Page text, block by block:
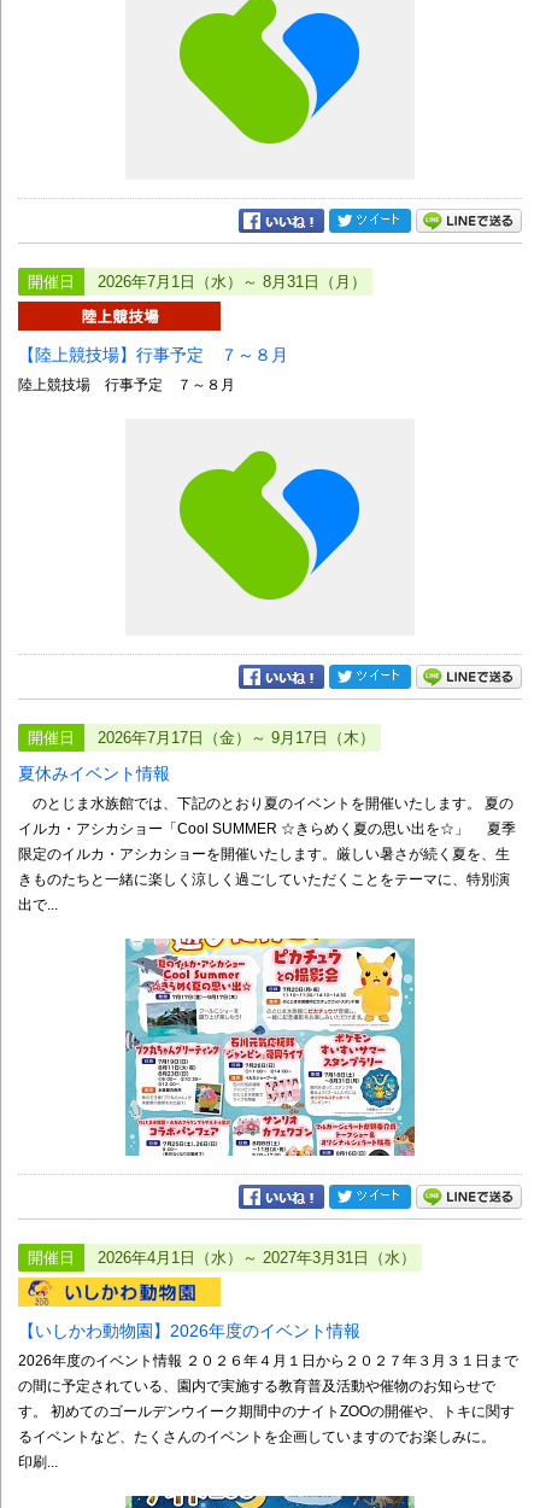
開催日 2026年7月1日（水）～ 8月31日（月）
【陸上競技場】行事予定 ７～８月
陸上競技場 行事予定 ７～８月
開催日 2026年7月17日（金）～ 9月17日（木）
夏休みイベント情報
のとじま水族館では、下記のとおり夏のイベントを開催いたします。 夏の
イルカ・アシカショー「Cool SUMMER ☆きらめく夏の思い出を☆」 夏季
限定のイルカ・アシカショーを開催いたします。厳しい暑さが続く夏を、生
きものたちと一緒に楽しく涼しく過ごしていただくことをテーマに、特別演
出で...
開催日 2026年4月1日（水）～ 2027年3月31日（水）
【いしかわ動物園】2026年度のイベント情報
2026年度のイベント情報 ２０２６年４月１日から２０２７年３月３１日まで
の間に予定されている、園内で実施する教育普及活動や催物のお知らせで
す。 初めてのゴールデンウイーク期間中のナイトZOOの開催や、トキに関す
るイベントなど、たくさんのイベントを企画していますのでお楽しみに。
印刷...